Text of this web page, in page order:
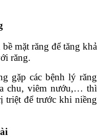
mặt răng để tăng khả
răng.
gặp các bệnh lý răng
chu, viêm nướu,… thì
triệt để trước khi niềng